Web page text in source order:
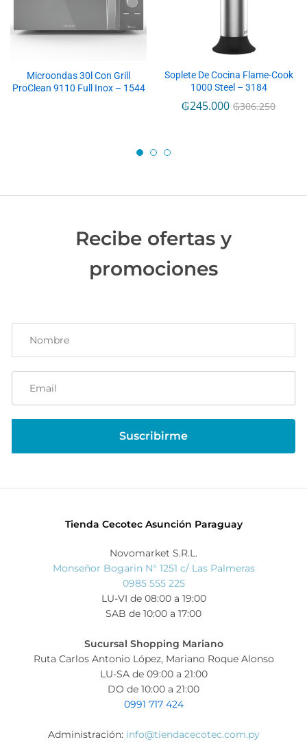
Microondas 30l Con Grill
ProClean 9110 Full Inox – 1544
Soplete De Cocina Flame-Cook
1000 Steel – 3184
₲245.000 ₲306.250
Recibe ofertas y
promociones
Tienda Cecotec Asunción Paraguay
Novomarket S.R.L.
Monseñor Bogarin N° 1251 c/ Las Palmeras
0985 555 225
LU-VI de 08:00 a 19:00
SAB de 10:00 a 17:00
Sucursal Shopping Mariano
Ruta Carlos Antonio López, Mariano Roque Alonso
LU-SA de 09:00 a 21:00
DO de 10:00 a 21:00
0991 717 424
Administración: info@tiendacecotec.com.py